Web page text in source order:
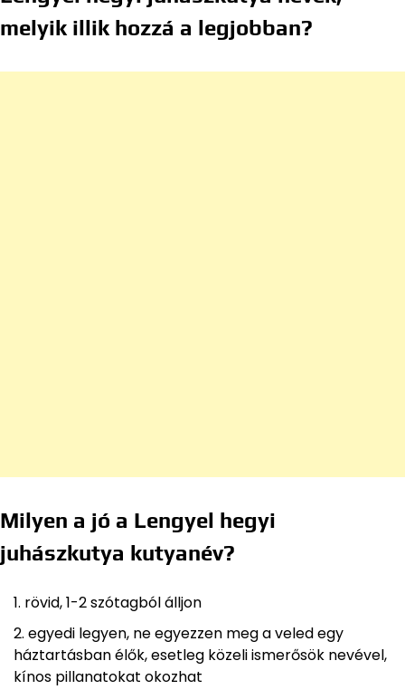
melyik illik hozzá a legjobban?
Milyen a jó a Lengyel hegyi
juhászkutya kutyanév?
rövid, 1-2 szótagból álljon
egyedi legyen, ne egyezzen meg a veled egy
háztartásban élők, esetleg közeli ismerősök nevével,
kínos pillanatokat okozhat